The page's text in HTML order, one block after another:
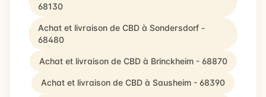
68130
Achat et livraison de CBD à Sondersdorf -
68480
Achat et livraison de CBD à Brinckheim - 68870
Achat et livraison de CBD à Sausheim - 68390